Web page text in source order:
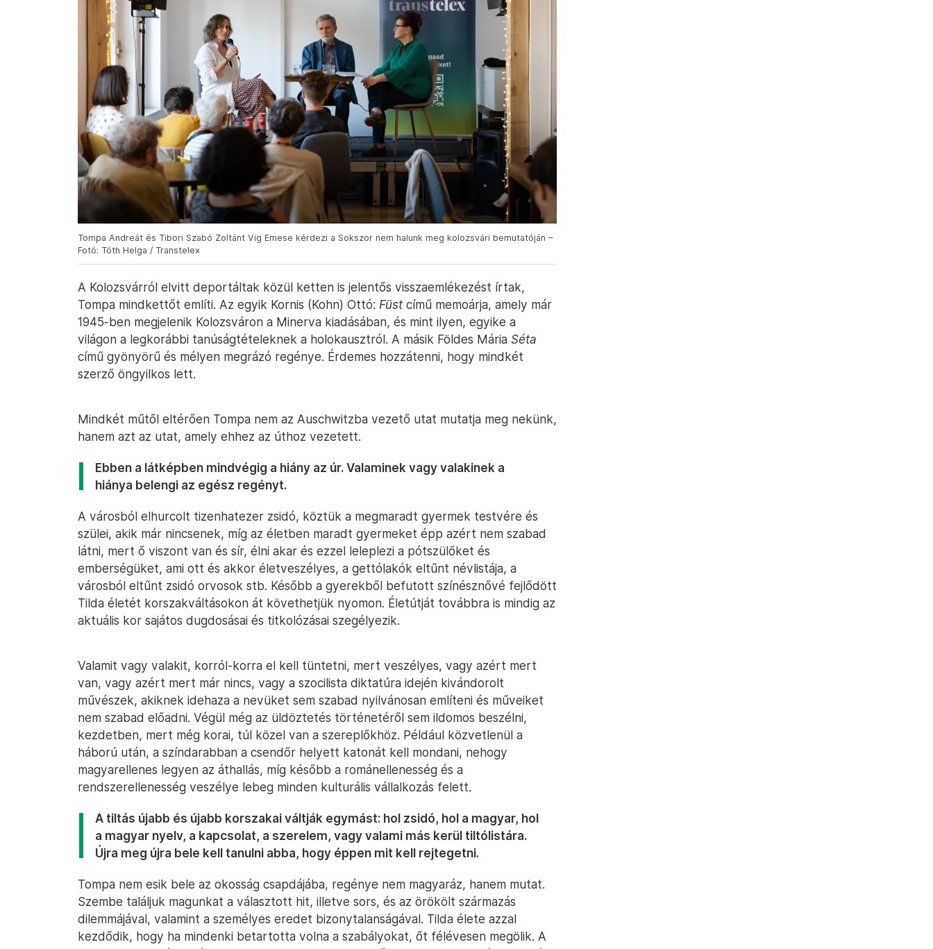
Tompa Andreát és Tibori Szabó Zoltánt Vig Emese kérdezi a Sokszor nem halunk meg kolozsvári bemutatóján –
Fotó: Tóth Helga / Transtelex
A Kolozsvárról elvitt deportáltak közül ketten is jelentős visszaemlékezést írtak,
Tompa mindkettőt említi. Az egyik Kornis (Kohn) Ottó: Füst című memoárja, amely már
1945-ben megjelenik Kolozsváron a Minerva kiadásában, és mint ilyen, egyike a
világon a legkorábbi tanúságtételeknek a holokausztról. A másik Földes Mária Séta
című gyönyörű és mélyen megrázó regénye. Érdemes hozzátenni, hogy mindkét
szerző öngyilkos lett.
Mindkét műtől eltérően Tompa nem az Auschwitzba vezető utat mutatja meg nekünk,
hanem azt az utat, amely ehhez az úthoz vezetett.
Ebben a látképben mindvégig a hiány az úr. Valaminek vagy valakinek a
hiánya belengi az egész regényt.
A városból elhurcolt tizenhatezer zsidó, köztük a megmaradt gyermek testvére és
szülei, akik már nincsenek, míg az életben maradt gyermeket épp azért nem szabad
látni, mert ő viszont van és sír, élni akar és ezzel leleplezi a pótszülőket és
emberségüket, ami ott és akkor életveszélyes, a gettólakók eltűnt névlistája, a
városból eltűnt zsidó orvosok stb. Később a gyerekből befutott színésznővé fejlődött
Tilda életét korszakváltásokon át követhetjük nyomon. Életútját továbbra is mindig az
aktuális kor sajátos dugdosásai és titkolózásai szegélyezik.
Valamit vagy valakit, korról-korra el kell tüntetni, mert veszélyes, vagy azért mert
van, vagy azért mert már nincs, vagy a szocilista diktatúra idején kivándorolt
művészek, akiknek idehaza a nevüket sem szabad nyilvánosan említeni és műveiket
nem szabad előadni. Végül még az üldöztetés történetéről sem ildomos beszélni,
kezdetben, mert még korai, túl közel van a szereplőkhöz. Például közvetlenül a
háború után, a színdarabban a csendőr helyett katonát kell mondani, nehogy
magyarellenes legyen az áthallás, míg később a románellenesség és a
rendszerellenesség veszélye lebeg minden kulturális vállalkozás felett.
A tiltás újabb és újabb korszakai váltják egymást: hol zsidó, hol a magyar, hol
a magyar nyelv, a kapcsolat, a szerelem, vagy valami más kerül tiltólistára.
Újra meg újra bele kell tanulni abba, hogy éppen mit kell rejtegetni.
Tompa nem esik bele az okosság csapdájába, regénye nem magyaráz, hanem mutat.
Szembe találjuk magunkat a választott hit, illetve sors, és az örökölt származás
dilemmájával, valamint a személyes eredet bizonytalanságával. Tilda élete azzal
kezdődik, hogy ha mindenki betartotta volna a szabályokat, őt félévesen megölik. A